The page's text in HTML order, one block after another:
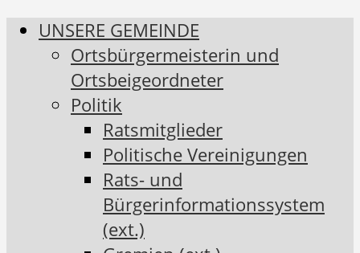
UNSERE GEMEINDE
Ortsbürgermeisterin und
Ortsbeigeordneter
Politik
Ratsmitglieder
Politische Vereinigungen
Rats- und
Bürgerinformationssystem
(ext.)